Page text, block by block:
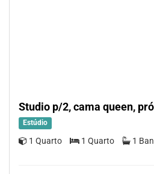
Studio p/2, cama queen,
Estúdio
1 Quarto 1 Quarto 1